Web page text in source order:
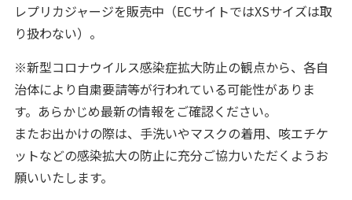
レプリカジャージを販売中（ECサイトではXSサイズは取
り扱わない）。
※新型コロナウイルス感染症拡大防止の観点から、各自
治体により自粛要請等が行われている可能性がありま
す。あらかじめ最新の情報をご確認ください。
またお出かけの際は、手洗いやマスクの着用、咳エチケ
ットなどの感染拡大の防止に充分ご協力いただくようお
願いいたします。